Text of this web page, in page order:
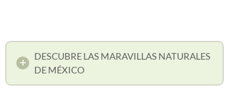
DESCUBRE LAS MARAVILLAS NATURALES
DE MÉXICO